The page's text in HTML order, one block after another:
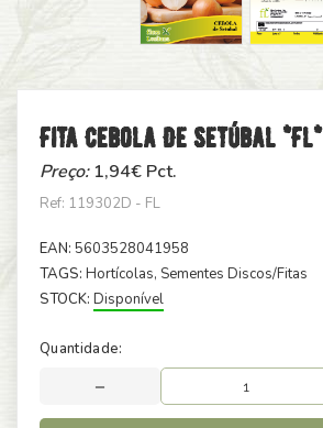
Fita Cebola De Setúbal *fl*
Preço:1,94€ Pct.
Ref: 119302D - FL
EAN: 5603528041958
TAGS: Hortícolas, Sementes Discos/Fitas
STOCK: Disponível
Quantidade: